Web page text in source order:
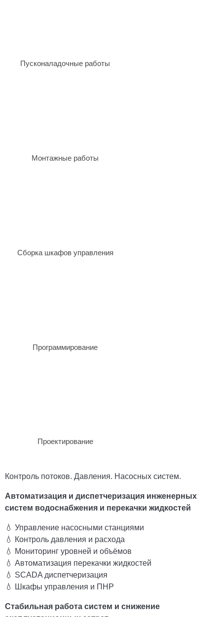
Пусконаладочные работы
Монтажные работы
Сборка шкафов управления
Программирование
Проектирование
Контроль потоков. Давления. Насосных систем.
Автоматизация и диспетчеризация инженерных
систем водоснабжения и перекачки жидкостей
💧 Управление насосными станциями
💧 Контроль давления и расхода
💧 Мониторинг уровней и объёмов
💧 Автоматизация перекачки жидкостей
💧 SCADA диспетчеризация
💧 Шкафы управления и ПНР
Стабильная работа систем и снижение